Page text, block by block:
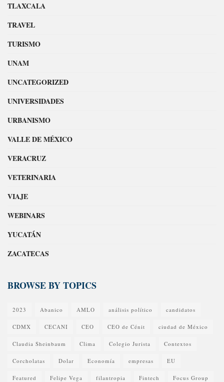
TLAXCALA
TRAVEL
TURISMO
UNAM
UNCATEGORIZED
UNIVERSIDADES
URBANISMO
VALLE DE MÉXICO
VERACRUZ
VETERINARIA
VIAJE
WEBINARS
YUCATÁN
ZACATECAS
BROWSE BY TOPICS
2023 Abanico AMLO análisis político candidatos
CDMX CECANI CEO CEO de Cénit ciudad de México
Claudia Sheinbaum Clima Colegio Jurista Contextos
Corcholatas Dolar Economía empresas EU
Featured Felipe Vega filantropia Fintech Focus Group